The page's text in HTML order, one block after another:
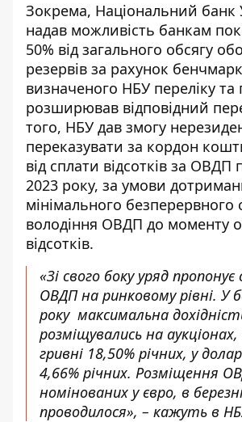
Зокрема, Національний банк
надав можливість банкам
50% від загального обсягу
резервів за рахунок
визначеного НБУ переліку та
розширював відповідний
того, НБУ дав змогу
переказувати за кордон
від сплати відсотків за ОВДП
2023 року, за умови
мінімального безперервного
володіння ОВДП до моменту
відсотків.
«Зі свого боку уряд
ОВДП на ринковому рівні. У
року максимальна
розміщувались на
гривні 18,50% річних, у
4,66% річних. Розміщення
номінованих у євро, в
проводилося», – кажуть в